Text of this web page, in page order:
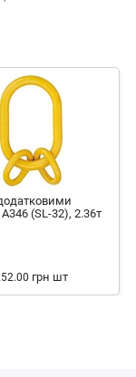
(SL-32), 2.36т
грн шт